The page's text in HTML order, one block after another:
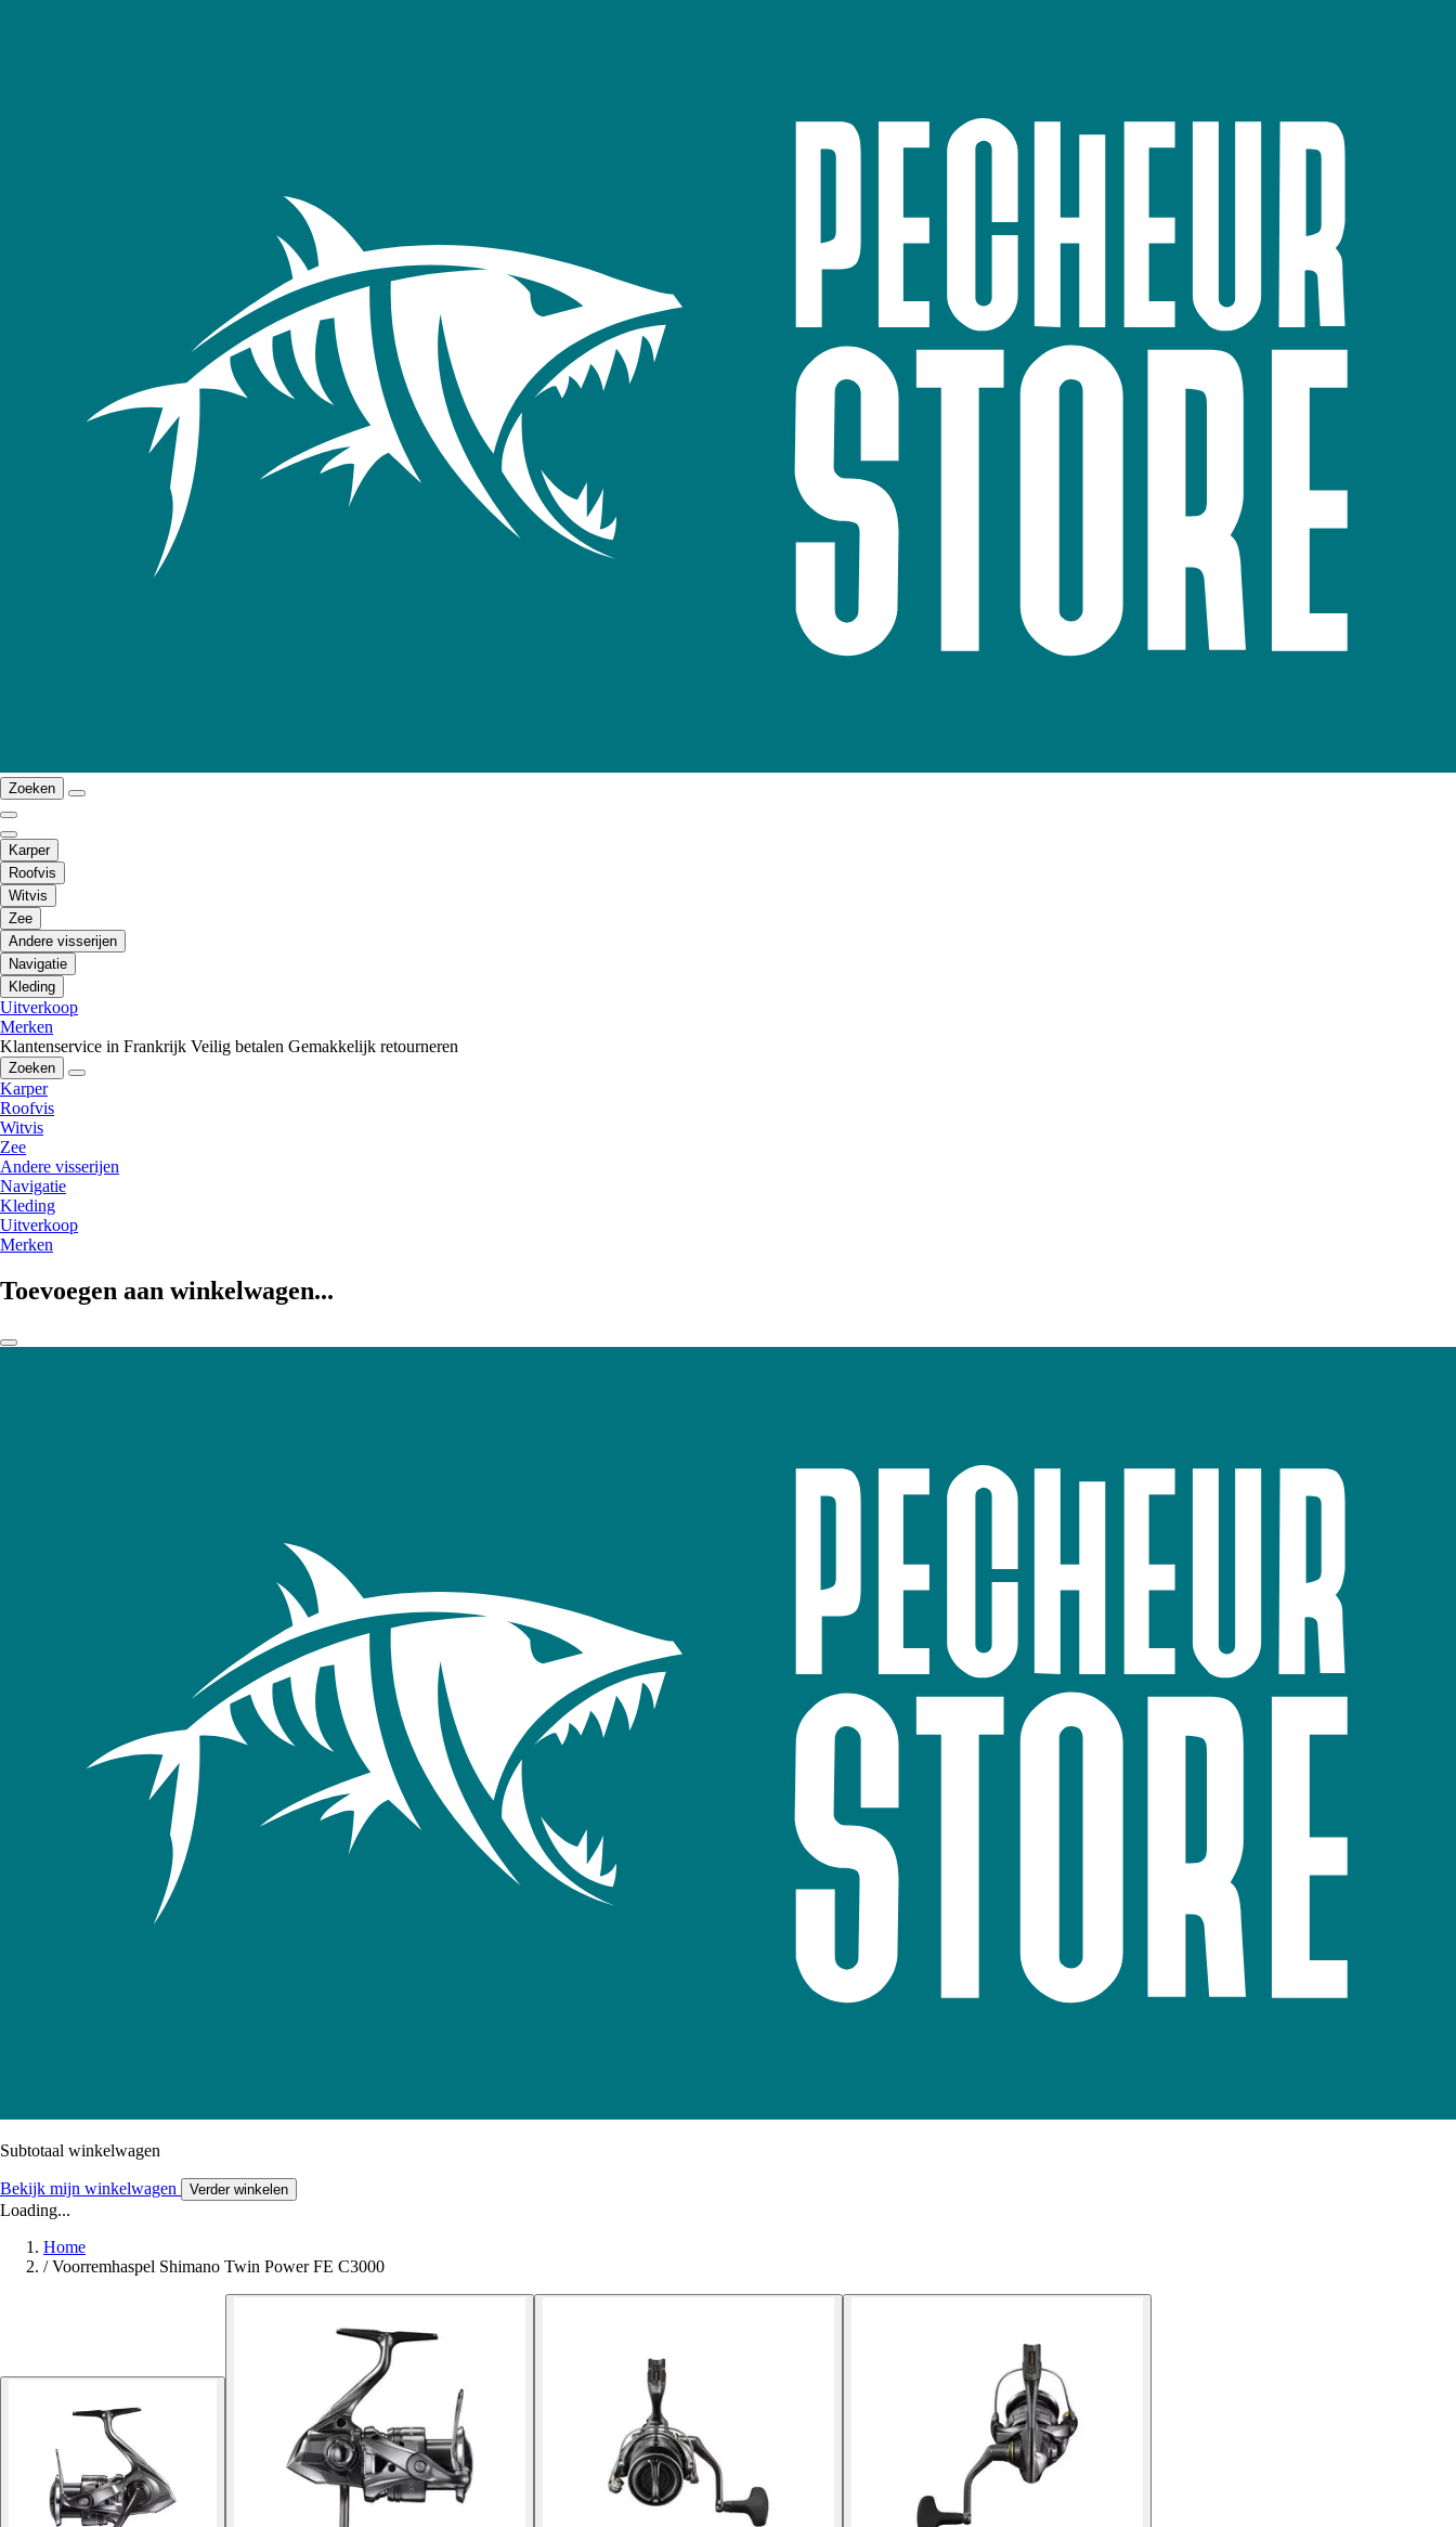
Zoeken
Karper
Roofvis
Witvis
Zee
Andere visserijen
Navigatie
Kleding
Uitverkoop
Merken
Klantenservice in Frankrijk Veilig betalen Gemakkelijk retourneren
Zoeken
Karper
Roofvis
Witvis
Zee
Andere visserijen
Navigatie
Kleding
Uitverkoop
Merken
Toevoegen aan winkelwagen...
Subtotaal winkelwagen
Bekijk mijn winkelwagen Verder winkelen
Loading...
Home
/ Voorremhaspel Shimano Twin Power FE C3000